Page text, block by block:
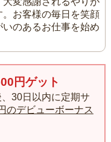
お客様の毎日を笑顔
のあるお仕事を始め
円ゲット
30日以内に定期サ
のデビューボーナス